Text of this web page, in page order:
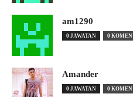
am1290
0 JAWATAN 0 KOMEN
Amander
0 JAWATAN 0 KOMEN